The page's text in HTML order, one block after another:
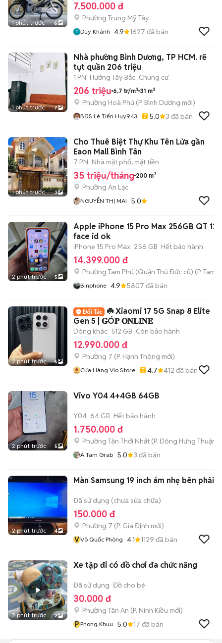
1 phút trước 6
7.500.000 đ
Phường Trung Mỹ Tây
Duy Khánh 4.9 1627 đã bán
1 phút trước 7
Nhà phường Bình Dương, TP HCM. rẽ
tụt quần 206 triệu
1 PN Hướng Tây Bắc Chung cư
206 triệu 6,7 tr/m² 31 m²
Phường Hoà Phú (P. Bình Dương mới)
BĐS Lê Tiến Huy943 5.0 3 đã bán
1 phút trước 3
Cho Thuê Biệt Thự Khu Tên Lửa gần
Eaon Mall Bình Tân
7 PN Nhà mặt phố, mặt tiền
35 triệu/tháng 200 m²
Phường An Lạc
NGUYỄN THỊ MAI 5.0
2 phút trước 5
Apple iPhone 15 Pro Max 256GB QT
face id ok
iPhone 15 Pro Max 256 GB Hết bảo hành
14.399.000 đ
Phường Tam Phú (Quận Thủ Đức cũ) (P. Tam
Binphone 4.9 5807 đã bán
2 phút trước 6
☘️ Xiaomi 17 5G Snap 8 Elite
Gen 5 | 𝐆Ó𝐏 𝐎𝐍𝐋𝐈𝐍𝐄
Dòng khác 512 GB Còn bảo hành
12.990.000 đ
Phường 7 (P. Hạnh Thông mới)
Cửa Hàng Vio Store 4.7 412 đã bán
2 phút trước 5
Vivo Y04 4+4GB 64GB
Y04 64 GB Hết bảo hành
1.750.000 đ
Phường Tân Thới Nhất (P. Đông Hưng Thuận
A Tam Grab 5.0 3 đã bán
2 phút trước 4
Màn Samsung 19 inch ám nhẹ bên phải
Đã sử dụng (chưa sửa chữa)
150.000 đ
Phường 7 (P. Gia Định mới)
VVõ Quốc Phòng 4.1 1129 đã bán
2 phút trước 2
Xe tập đi có đồ chơi đa chức năng
Đã sử dụng Đồ cho bé
30.000 đ
Phường Tân An (P. Ninh Kiều mới)
P Phong Khuu 5.0 17 đã bán